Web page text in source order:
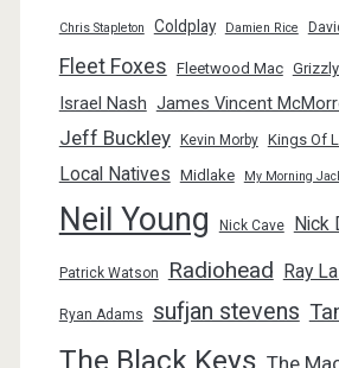
Chris Stapleton Coldplay Damien Rice
Fleet Foxes Fleetwood Mac
Israel Nash James Vincent
Jeff Buckley Kevin Morby Kings Of
Local Natives Midlake My Morning
Neil Young Nick Cave Nick
Patrick Watson Radiohead Ray
Ryan Adams sufjan stevens
The Black Keys